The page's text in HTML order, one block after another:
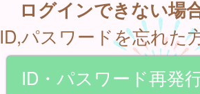
ログインできない場
ID,パスワードを忘れた
ID・パスワード再発